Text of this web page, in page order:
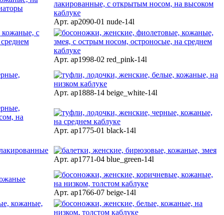
Арт. ap2090-01 nude-14l
Арт. ap1998-02 red_pink-14l
Арт. ap1888-14 beige_white-14l
Арт. ap1775-01 black-14l
Арт. ap1771-04 blue_green-14l
Арт. ap1766-07 beige-14l